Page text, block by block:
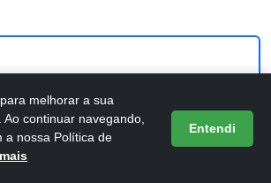
melhorar a sua
continuar navegando,
a nossa Política de
Entendi